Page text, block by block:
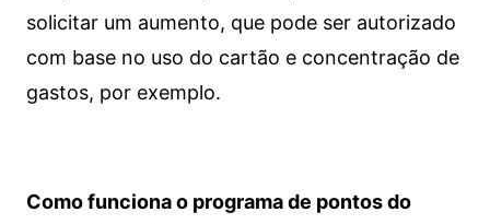
solicitar um aumento, que pode ser autorizado
com base no uso do cartão e concentração de
gastos, por exemplo.
Como funciona o programa de pontos do